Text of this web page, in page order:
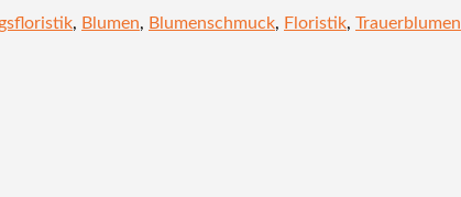
, Blumen, Blumenschmuck, Floristik, Trauerblumen